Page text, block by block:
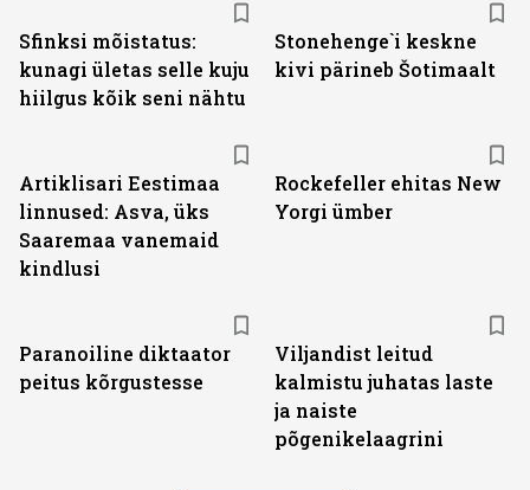
Sfinksi mõistatus:
kunagi ületas selle kuju
hiilgus kõik seni nähtu
Stonehenge`i keskne
kivi pärineb Šotimaalt
Artiklisari Eestimaa
linnused: Asva, üks
Saaremaa vanemaid
kindlusi
Rockefeller ehitas New
Yorgi ümber
Paranoiline diktaator
peitus kõrgustesse
Viljandist leitud
kalmistu juhatas laste
ja naiste
põgenikelaagrini